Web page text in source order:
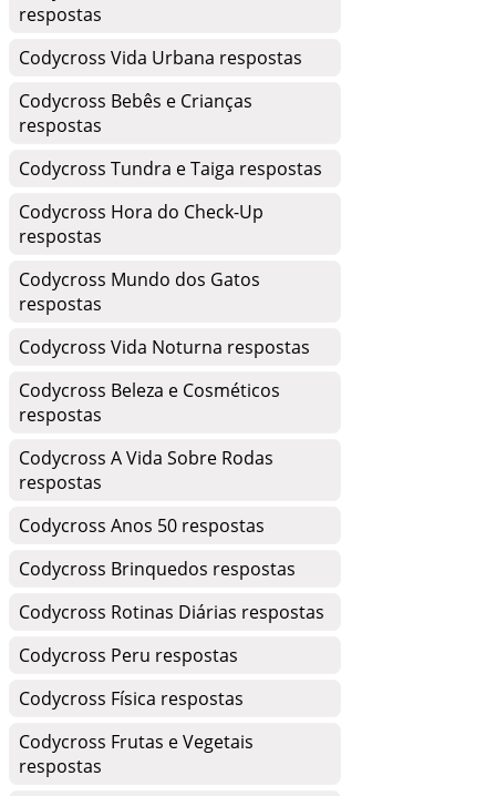
respostas
Codycross Vida Urbana respostas
Codycross Bebês e Crianças
respostas
Codycross Tundra e Taiga respostas
Codycross Hora do Check-Up
respostas
Codycross Mundo dos Gatos
respostas
Codycross Vida Noturna respostas
Codycross Beleza e Cosméticos
respostas
Codycross A Vida Sobre Rodas
respostas
Codycross Anos 50 respostas
Codycross Brinquedos respostas
Codycross Rotinas Diárias respostas
Codycross Peru respostas
Codycross Física respostas
Codycross Frutas e Vegetais
respostas